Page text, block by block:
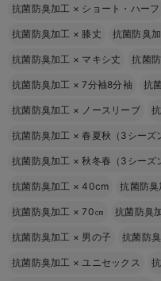
抗菌防臭加工 × ショート・ハーフ
抗菌防臭加工 × 膝丈 抗菌防臭
抗菌防臭加工 × マキシ丈 抗菌
抗菌防臭加工 ×7分袖8分袖 抗
抗菌防臭加工 × ノースリーブ
抗菌防臭加工 ×春夏秋（3シーズ
抗菌防臭加工 ×秋冬春（3シーズ
抗菌防臭加工 ×40cm 抗菌防
抗菌防臭加工 ×70㎝ 抗菌防臭
抗菌防臭加工 × 男の子 抗菌防
抗菌防臭加工 ×ユニセックス